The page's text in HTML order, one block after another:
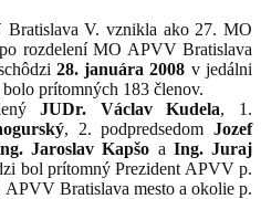
V. vznikla ako 27. MO
rozdelení MO APVV Bratislava
28. januára 2008 v jedálni
prítomných 183 členov.
JUDr. Václav Kudela, 1.
, 2. podpredsedomJozef
Jaroslav Kapšo a Ing. Juraj
bol prítomný Prezident APVV p.
Bratislava mesto a okolie p.